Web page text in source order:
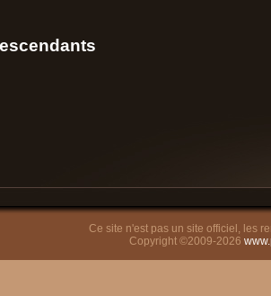
Ce site n'est pas un site officiel, les
Copyright ©2009-2026